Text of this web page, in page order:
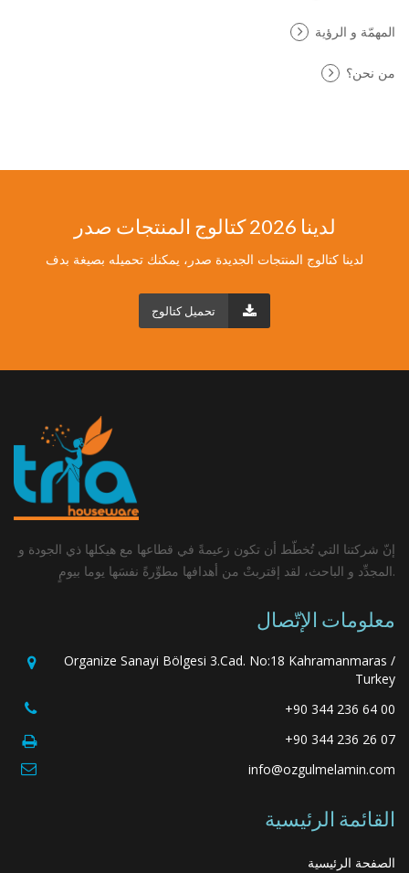
المهمّة و الرؤية
من نحن؟
لدينا 2026 كتالوج المنتجات صدر
لدينا كتالوج المنتجات الجديدة صدر، يمكنك تحميله بصيغة بدف
تحميل كتالوج
إنّ شركتنا التي تُخطّط أن تكون زعيمةً في قطاعها مع هيكلها ذي الجودة و
المجدِّد و الباحث، لقد إقتربتْ من أهدافها مطوِّرةً نفسَها يوما بيومٍ.
معلومات الإتّصال
Organize Sanayi Bölgesi 3.Cad. No:18 Kahramanmaras /
Turkey
+90 344 236 64 00
+90 344 236 26 07
info@ozgulmelamin.com
القائمة الرئيسية
الصفحة الرئيسية